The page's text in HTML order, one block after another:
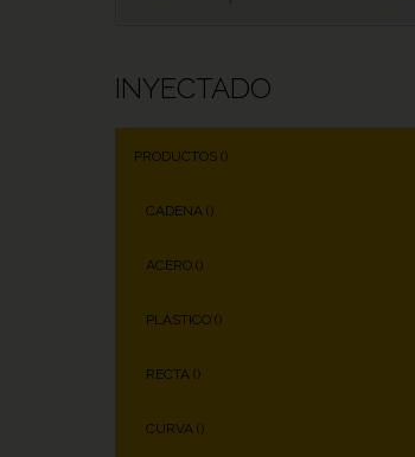
INYECTADO
PRODUCTOS ()
CADENA ()
ACERO ()
PLÁSTICO ()
RECTA ()
CURVA ()